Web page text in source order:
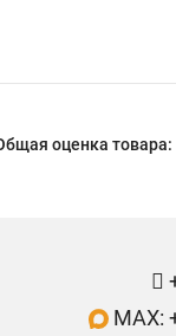
оценка товара:
MAX: